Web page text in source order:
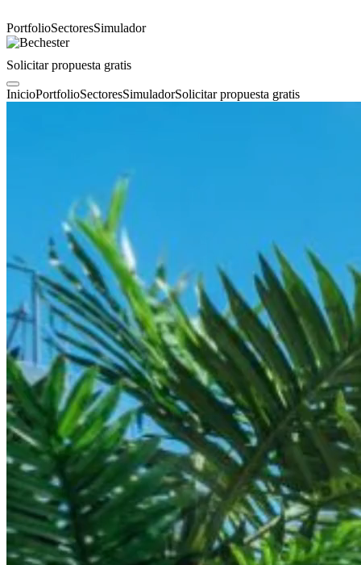
PortfolioSectoresSimulador
Solicitar propuesta gratis
InicioPortfolioSectoresSimuladorSolicitar propuesta gratis